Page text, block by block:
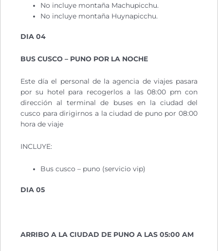
No incluye montaña Machupicchu.
No incluye montaña Huynapicchu.
DIA 04
BUS CUSCO – PUNO POR LA NOCHE
Este día el personal de la agencia de viajes pasara
por su hotel para recogerlos a las 08:00 pm con
dirección al terminal de buses en la ciudad del
cusco para dirigirnos a la ciudad de puno por 08:00
hora de viaje
INCLUYE:
Bus cusco – puno (servicio vip)
DIA 05
ARRIBO A LA CIUDAD DE PUNO A LAS 05:00 AM